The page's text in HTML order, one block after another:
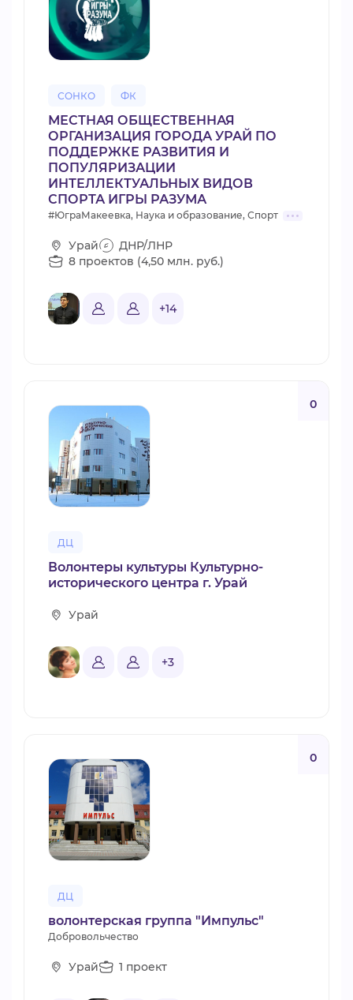
СОНКО ФК
МЕСТНАЯ ОБЩЕСТВЕННАЯ
ОРГАНИЗАЦИЯ ГОРОДА УРАЙ ПО
ПОДДЕРЖКЕ РАЗВИТИЯ И
ПОПУЛЯРИЗАЦИИ
ИНТЕЛЛЕКТУАЛЬНЫХ ВИДОВ
СПОРТА ИГРЫ РАЗУМА
#ЮграМакеевка, Наука и образование, Спорт
Урай
ДНР/ЛНР
8 проектов (4,50 млн. руб.)
+14
ДЦ
0
Волонтеры культуры Культурно-
исторического центра г. Урай
Урай
+3
ДЦ
0
волонтерская группа "Импульс"
Добровольчество
Урай 1 проект